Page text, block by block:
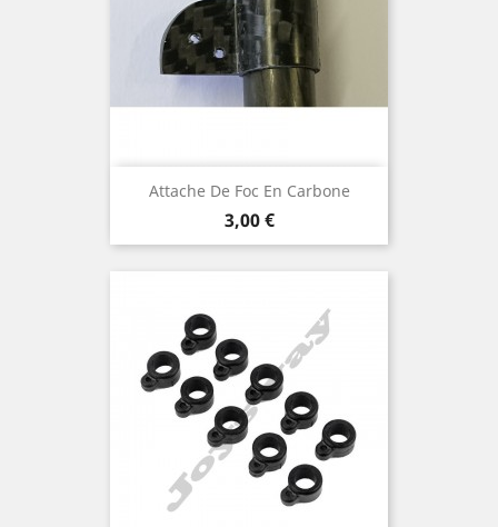
Attache De Foc En Carbone
Prix
3,00 €